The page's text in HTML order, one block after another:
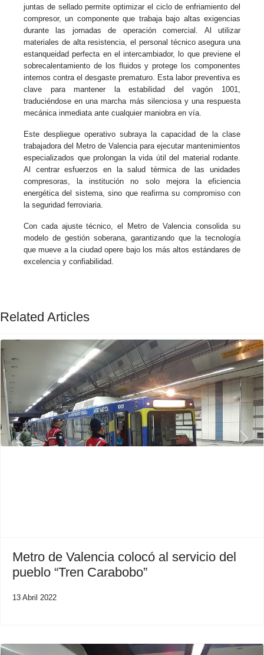
juntas de sellado permite optimizar el ciclo de enfriamiento del
compresor, un componente que trabaja bajo altas exigencias
durante las jornadas de operación comercial. Al utilizar
materiales de alta resistencia, el personal técnico asegura una
estanqueidad perfecta en el intercambiador, lo que previene el
sobrecalentamiento de los fluidos y protege los componentes
internos contra el desgaste prematuro. Esta labor preventiva es
clave para mantener la estabilidad del vagón 1001,
traduciéndose en una marcha más silenciosa y una respuesta
mecánica inmediata ante cualquier maniobra en vía.
Este despliegue operativo subraya la capacidad de la clase
trabajadora del Metro de Valencia para ejecutar mantenimientos
especializados que prolongan la vida útil del material rodante.
Al centrar esfuerzos en la salud térmica de las unidades
compresoras, la institución no solo mejora la eficiencia
energética del sistema, sino que reafirma su compromiso con
la seguridad ferroviaria.
Con cada ajuste técnico, el Metro de Valencia consolida su
modelo de gestión soberana, garantizando que la tecnología
que mueve a la ciudad opere bajo los más altos estándares de
excelencia y confiabilidad.
Related Articles
Previous Next
Metro de Valencia colocó al servicio del
pueblo “Tren Carabobo”
13 Abril 2022